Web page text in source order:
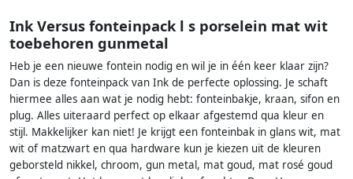
Ink Versus fonteinpack l s porselein mat wit
toebehoren gunmetal
Heb je een nieuwe fontein nodig en wil je in één keer klaar zijn?
Dan is deze fonteinpack van Ink de perfecte oplossing. Je schaft
hiermee alles aan wat je nodig hebt: fonteinbakje, kraan, sifon en
plug. Alles uiteraard perfect op elkaar afgestemd qua kleur en
stijl. Makkelijker kan niet! Je krijgt een fonteinbak in glans wit, mat
wit of matzwart en qua hardware kun je kiezen uit de kleuren
geborsteld nikkel, chroom, gun metal, mat goud, mat rosé goud